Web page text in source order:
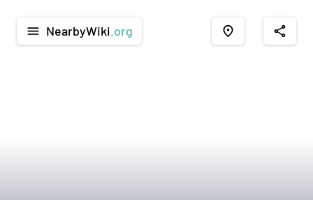
menu NearbyWiki .org place share